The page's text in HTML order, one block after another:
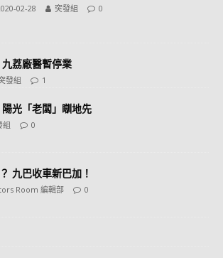
02-28 突發組 0
荔廠醫暫停業
發組 1
光「老闆」瞓地先
組 0
九巴收車新巴加！
Room 編輯部 0